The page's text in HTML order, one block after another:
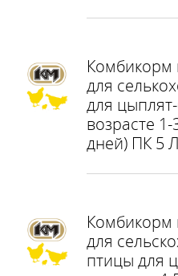
для
для
возрасте
дней) ПК 5
для
птицы для